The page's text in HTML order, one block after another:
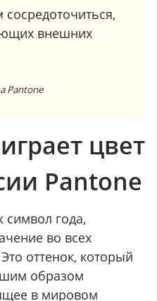
внешних
Pantone
цвет
Pantone
символ года,
во всех
оттенок, который
образом
в мировом